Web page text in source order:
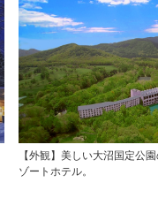
【外観】美しい大沼国定公
ゾートホテル。